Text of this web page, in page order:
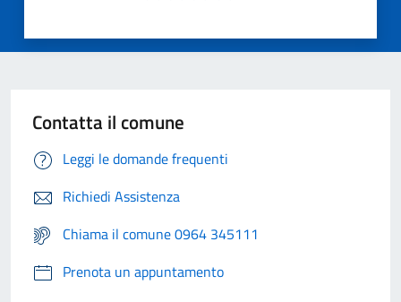
Contatta il comune
Leggi le domande frequenti
Richiedi Assistenza
Chiama il comune 0964 345111
Prenota un appuntamento